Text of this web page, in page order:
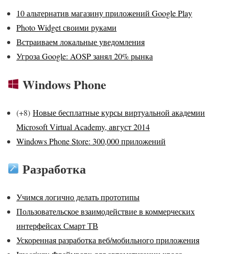
10 альтернатив магазину приложений Google Play
Photo Widget своими руками
Встраиваем локальные уведомления
Угроза Google: AOSP занял 20% рынка
Windows Phone
(+8) Новые бесплатные курсы виртуальной академии
Microsoft Virtual Academy, август 2014
Windows Phone Store: 300,000 приложений
Разработка
Учимся логично делать прототипы
Пользовательское взаимодействие в коммерческих
интерфейсах Смарт ТВ
Ускоренная разработка веб/мобильного приложения